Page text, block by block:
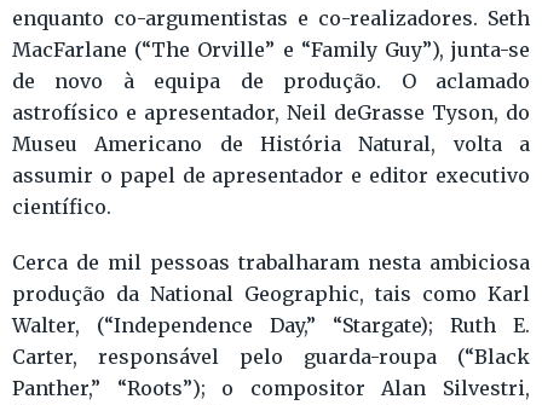
enquanto co-argumentistas e co-realizadores. Seth
MacFarlane (“The Orville” e “Family Guy”), junta-se
de novo à equipa de produção. O aclamado
astrofísico e apresentador, Neil deGrasse Tyson, do
Museu Americano de História Natural, volta a
assumir o papel de apresentador e editor executivo
científico.
Cerca de mil pessoas trabalharam nesta ambiciosa
produção da National Geographic, tais como Karl
Walter, (“Independence Day,” “Stargate); Ruth E.
Carter, responsável pelo guarda-roupa (“Black
Panther,” “Roots”); o compositor Alan Silvestri,